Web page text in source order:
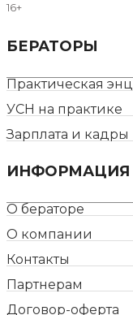
16+
БЕРАТОРЫ
Практическая
УСН на практике
Зарплата и кадры
ИНФОРМАЦИЯ
О бераторе
О компании
Контакты
Партнерам
Договор-оферта